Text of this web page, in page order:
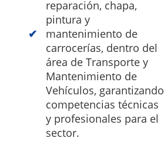
reparación, chapa,
pintura y
mantenimiento de
carrocerías, dentro del
área de Transporte y
Mantenimiento de
Vehículos, garantizando
competencias técnicas
y profesionales para el
sector.